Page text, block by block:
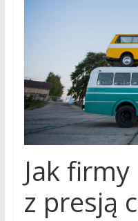
Jak
z presją